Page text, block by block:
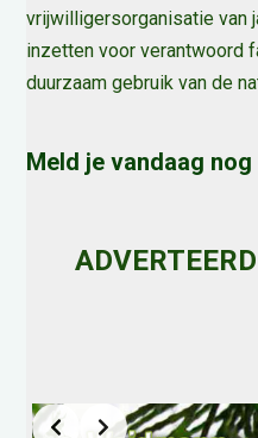
vrijwilligersorganisatie van
inzetten voor verantwoord
duurzaam gebruik van de
Meld je vandaag nog